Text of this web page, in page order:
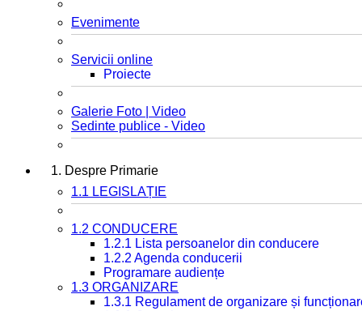
Evenimente
Servicii online
Proiecte
Galerie Foto | Video
Sedinte publice - Video
1. Despre Primarie
1.1 LEGISLAȚIE
1.2 CONDUCERE
1.2.1 Lista persoanelor din conducere
1.2.2 Agenda conducerii
Programare audiențe
1.3 ORGANIZARE
1.3.1 Regulament de organizare și